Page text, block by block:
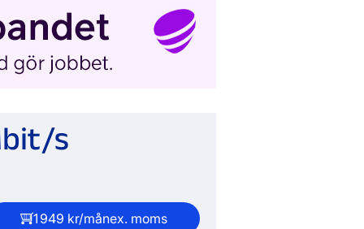
s
1 949 kr/månex. moms